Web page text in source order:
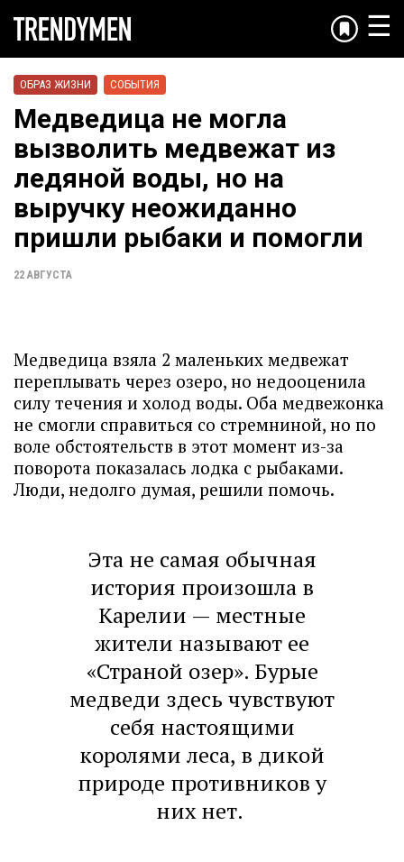
☰
ОБРАЗ ЖИЗНИ СОБЫТИЯ
Медведица не могла
вызволить медвежат из
ледяной воды, но на
выручку неожиданно
пришли рыбаки и помогли
22 АВГУСТА
Медведица взяла 2 маленьких медвежат
переплывать через озеро, но недооценила
силу течения и холод воды. Оба медвежонка
не смогли справиться со стремниной, но по
воле обстоятельств в этот момент из-за
поворота показалась лодка с рыбаками.
Люди, недолго думая, решили помочь.
Эта не самая обычная
история произошла в
Карелии — местные
жители называют ее
«Страной озер». Бурые
медведи здесь чувствуют
себя настоящими
королями леса, в дикой
природе противников у
них нет.